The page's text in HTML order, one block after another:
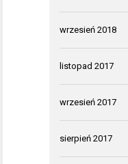
wrzesień 2018
listopad 2017
wrzesień 2017
sierpień 2017